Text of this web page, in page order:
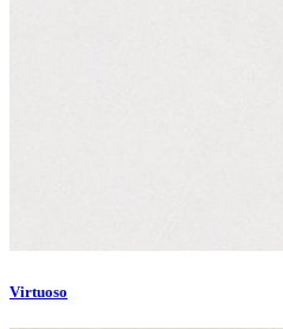
Virtuoso